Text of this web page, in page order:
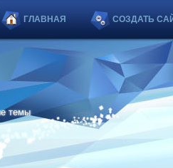
ГЛАВНАЯ СОЗДАТЬ
темы